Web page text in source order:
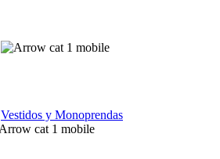
Vestidos y Monoprendas